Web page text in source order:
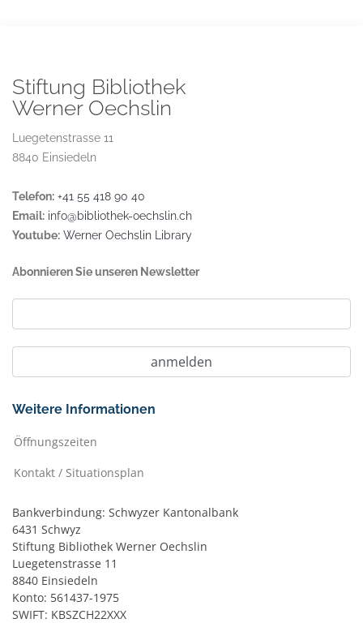
Stiftung Bibliothek
Werner Oechslin
Luegetenstrasse 11
8840 Einsiedeln
Telefon: +41 55 418 90 40
Email: info@bibliothek-oechslin.ch
Youtube: Werner Oechslin Library
Abonnieren Sie unseren Newsletter
Weitere Informationen
Öffnungszeiten
Kontakt / Situationsplan
Bankverbindung: Schwyzer Kantonalbank
6431 Schwyz
Stiftung Bibliothek Werner Oechslin
Luegetenstrasse 11
8840 Einsiedeln
Konto: 561437-1975
SWIFT: KBSZCH22XXX